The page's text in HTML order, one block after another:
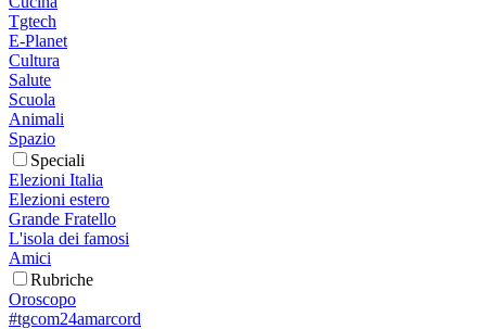
Tgtech
E-Planet
Cultura
Salute
Scuola
Animali
Spazio
Speciali
Elezioni Italia
Elezioni estero
Grande Fratello
L'isola dei famosi
Amici
Rubriche
Oroscopo
#tgcom24amarcord